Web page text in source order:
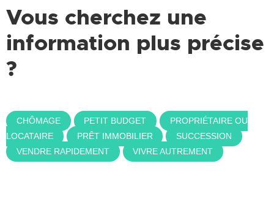
Vous cherchez une
information plus précise
?
CHÔMAGE PETIT BUDGET
PROPRIÉTAIRE OU
LOCATAIRE
PRÊT IMMOBILIER
SUCCESSION
VENDRE RAPIDEMENT
VIVRE AUTREMENT